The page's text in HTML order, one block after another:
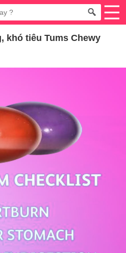
khó tiêu Tums Chewy